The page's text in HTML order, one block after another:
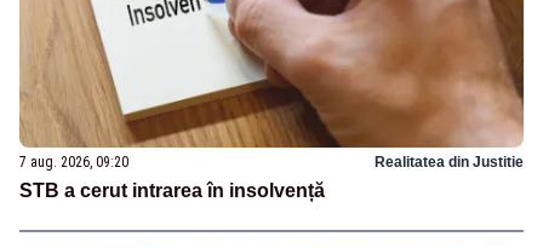
7 aug. 2026, 09:20 Realitatea din Justitie
STB a cerut intrarea în insolvență